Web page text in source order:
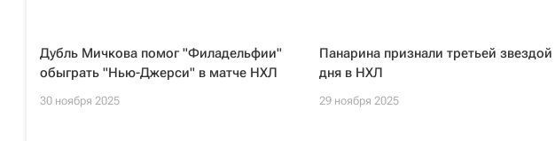
Дубль Мичкова помог "Филадельфии"
обыграть "Нью-Джерси" в матче НХЛ
30 ноября 2025
Панарина признали третьей звездой
дня в НХЛ
29 ноября 2025